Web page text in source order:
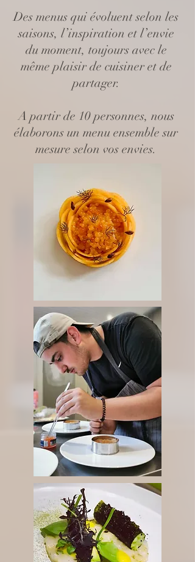
Des menus qui évoluent selon les
saisons, l’inspiration et l’envie
du moment, toujours avec le
même plaisir de cuisiner et de
partager.
A partir de 10 personnes, nous
élaborons un menu ensemble sur
mesure selon vos envies.